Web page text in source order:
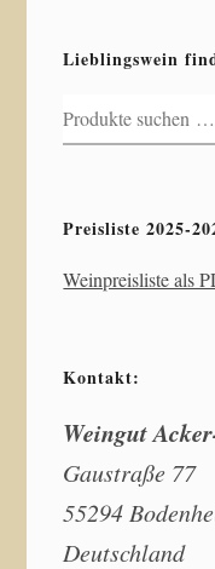
Lieblingswein
Suchen
nach:
Preisliste 2025-
Weinpreisliste als
Kontakt:
Weingut
Gaustraße 77
55294
Deutschland